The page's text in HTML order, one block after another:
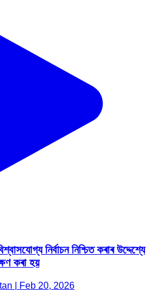
নিৰ্বাচন নিশ্চিত কৰাৰ উদ্দেশ্যে
কৰা হয়
| Feb 20, 2026